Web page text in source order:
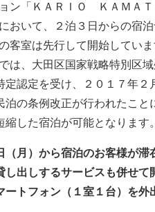
ン「ＫＡＲＩＯ ＫＡＭＡＴ
おいて、２泊３日からの宿泊
の客室は先行して開始していま
は、大田区国家戦略特別区
認定を受け、２０１７年２
の条例改正が行われたこと
した宿泊が可能となります。
（月）から宿泊のお客様が滞
し出しするサービス も併せて
トフォン（１室１台）を外